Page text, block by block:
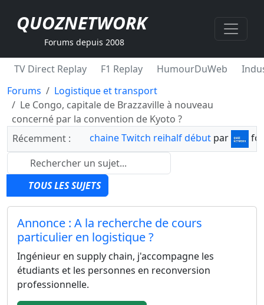
QUOZNETWORK
Forums depuis 2008
TV Direct Replay F1 Replay HumourDuWeb
Forums
Logistique et transport
Le Congo, capitale de Brazzaville à nouveau
concerné par la convention de Kyoto ?
Récemment :
chaine Twitch reihalf début par
TOUS LES SUJETS
Annonce : A la recherche de cours
particulier en logistique ?
Ingénieur en supply chain, j'accompagne les
étudiants et les personnes en reconversion
professionnelle.